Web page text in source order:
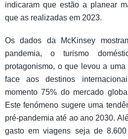
indicaram que estão a planear
que as realizadas em 2023.
Os dados da McKinsey
pandemia, o turismo
protagonismo, o que levou a
face aos destinos
momento 75% do mercado
Este fenómeno sugere uma
pré-pandemia até ao ano 2030.
gasto em viagens seja de